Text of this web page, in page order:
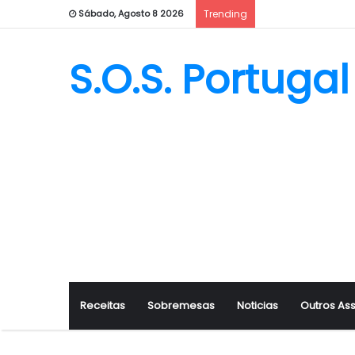
Sábado, Agosto 8 2026 Trending
S.O.S. Portugal
Receitas Sobremesas Noticias Outros